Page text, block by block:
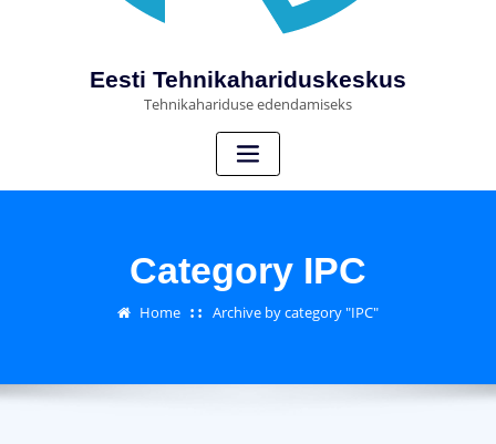
Eesti Tehnikahariduskeskus
Tehnikahariduse edendamiseks
Category IPC
Home Archive by category "IPC"